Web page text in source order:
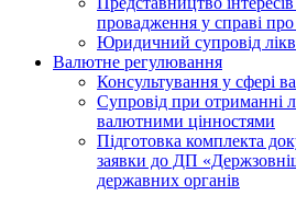
провадження у справі
Юридичний супровід
Валютне регулювання
Консультування у сфері
Супровід при отриманні
валютними цінностями
Підготовка комплекта
заявки до ДП
державних органів